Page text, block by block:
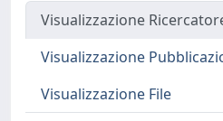
Visualizzazione
Visualizzazione
Visualizzazione File